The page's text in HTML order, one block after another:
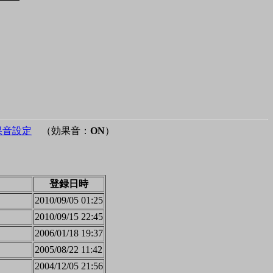
設定 （効果音： ON）
登録日時
2010/09/05 01:25
2010/09/15 22:45
2006/01/18 19:37
2005/08/22 11:42
2004/12/05 21:56